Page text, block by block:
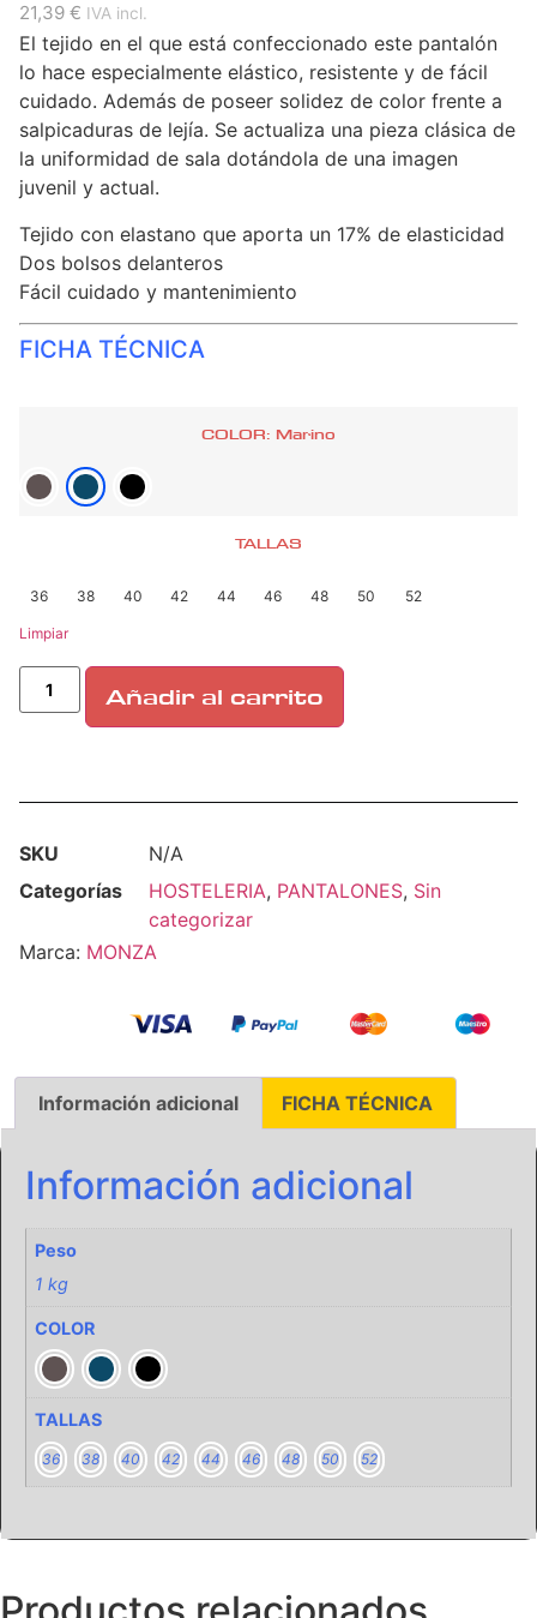
21,39 € IVA incl.
El tejido en el que está confeccionado este pantalón
lo hace especialmente elástico, resistente y de fácil
cuidado. Además de poseer solidez de color frente a
salpicaduras de lejía. Se actualiza una pieza clásica de
la uniformidad de sala dotándola de una imagen
juvenil y actual.
Tejido con elastano que aporta un 17% de elasticidad
Dos bolsos delanteros
Fácil cuidado y mantenimiento
FICHA TÉCNICA
COLOR: Marino
TALLAS
36 38 40 42 44 46 48 50 52
Limpiar
Añadir al carrito
SKU
N/A
Categorías
HOSTELERIA, PANTALONES, Sin
categorizar
Marca: MONZA
Información adicional FICHA TÉCNICA
Información adicional
Peso
1 kg
COLOR
TALLAS
36 38 40 42 44 46 48 50 52